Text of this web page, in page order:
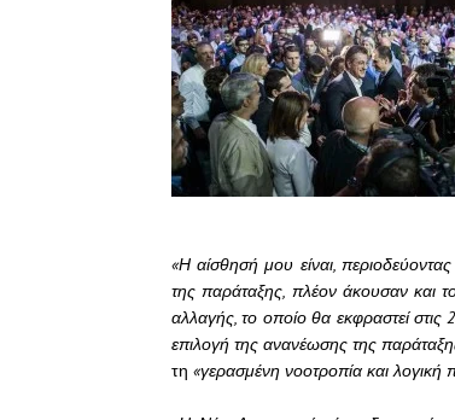
«Η αίσθησή μου είναι,
της παράταξης, πλέον άκουσαν και
αλλαγής, το οποίο θα εκφραστεί στις
επιλογή της ανανέωσης της
τη «γερασμένη νοοτροπία και